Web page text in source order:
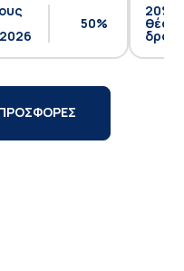
50%
20%
θέση
ΠΡΟΣΦΟΡΕΣ